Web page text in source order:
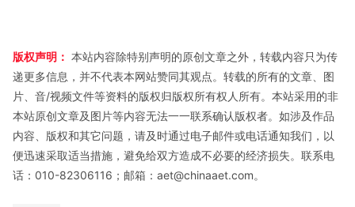
版权声明： 本站内容除特别声明的原创文章之外，转载内容只为传
递更多信息，并不代表本网站赞同其观点。转载的所有的文章、图
片、音/视频文件等资料的版权归版权所有权人所有。本站采用的非
本站原创文章及图片等内容无法一一联系确认版权者。如涉及作品
内容、版权和其它问题，请及时通过电子邮件或电话通知我们，以
便迅速采取适当措施，避免给双方造成不必要的经济损失。联系电
话：010-82306116；邮箱：aet@chinaaet.com。